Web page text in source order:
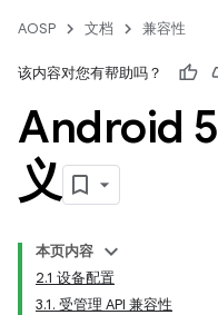
AOSP 文档 兼容性
该内容对您有帮助吗？
Android 5
义
本页内容
2.1 设备配置
3.1. 受管理 API 兼容性